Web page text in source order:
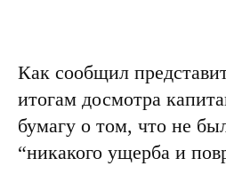
Как сообщил
итогам досмотра
бумагу о том, что не
“никакого ущерба и